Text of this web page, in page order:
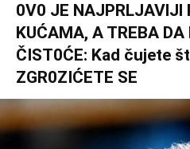
0V0 JE NAJPRLJAVlJl
KUĆAMA, A TREBA DA
ČIST0ĆE: Kad čujete
ZGR0ZIĆETE SE